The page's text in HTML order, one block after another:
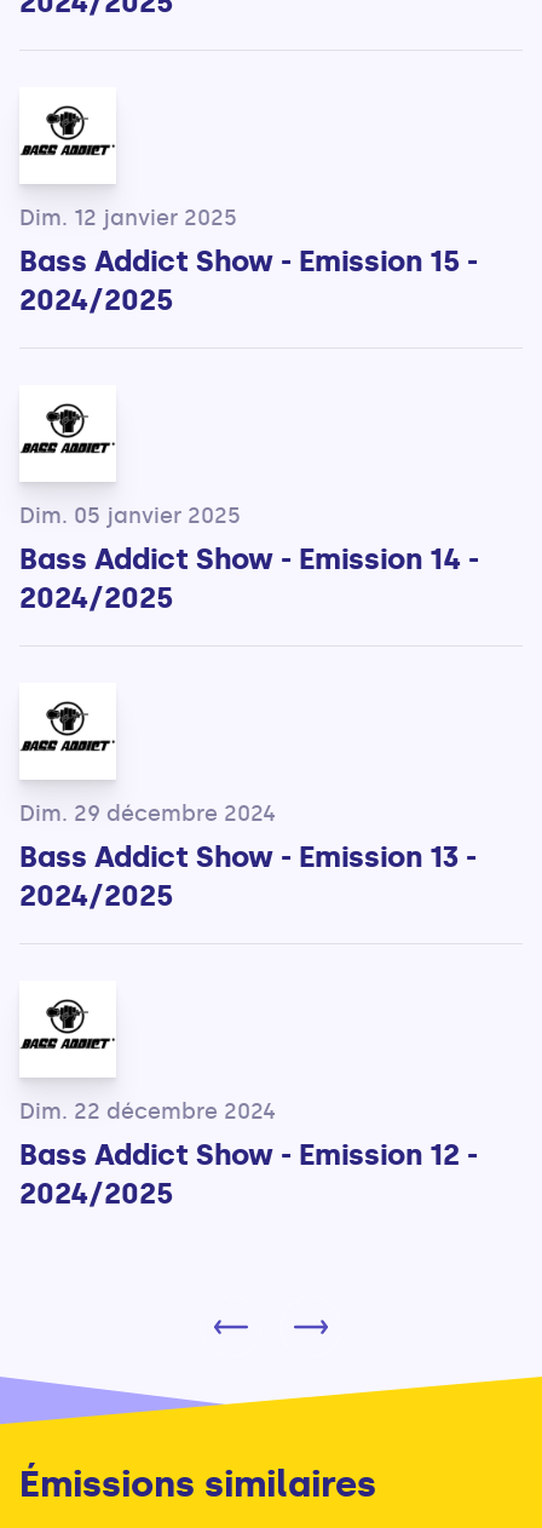
Dim. 12 janvier 2025
Bass Addict Show - Emission 15 -
2024/2025
Dim. 05 janvier 2025
Bass Addict Show - Emission 14 -
2024/2025
Dim. 29 décembre 2024
Bass Addict Show - Emission 13 -
2024/2025
Dim. 22 décembre 2024
Bass Addict Show - Emission 12 -
2024/2025
Émissions similaires